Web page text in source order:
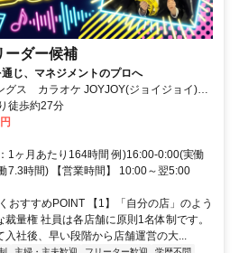
ーダー候補
じ、マネジメントのプロへ
グス カラオケ JOYJOY(ジョイジョイ)
徒歩約27分
1ヶ月あたり164時間 例)16:00-0:00(実働
7.3時間) 【営業時間】 10:00～翌5:00
おすすめPOINT 【1】「自分の店」のよう
量権 社員は各店舗に原則1名体制です。
入社後、早い段階から店舗運営の大...